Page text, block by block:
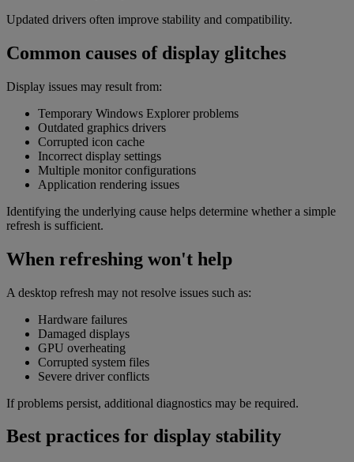
Updated drivers often improve stability and compatibility.
Common causes of display glitches
Display issues may result from:
Temporary Windows Explorer problems
Outdated graphics drivers
Corrupted icon cache
Incorrect display settings
Multiple monitor configurations
Application rendering issues
Identifying the underlying cause helps determine whether a simple
refresh is sufficient.
When refreshing won't help
A desktop refresh may not resolve issues such as:
Hardware failures
Damaged displays
GPU overheating
Corrupted system files
Severe driver conflicts
If problems persist, additional diagnostics may be required.
Best practices for display stability